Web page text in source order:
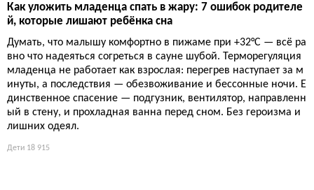
Как уложить младенца спать в жару: 7 ошибок родителе
й, которые лишают ребёнка сна
Думать, что малышу комфортно в пижаме при +32°C — всё ра
вно что надеяться согреться в сауне шубой. Терморегуляция
младенца не работает как взрослая: перегрев наступает за м
инуты, а последствия — обезвоживание и бессонные ночи. Е
динственное спасение — подгузник, вентилятор, направленн
ый в стену, и прохладная ванна перед сном. Без героизма и
лишних одеял.
Дети 18 915